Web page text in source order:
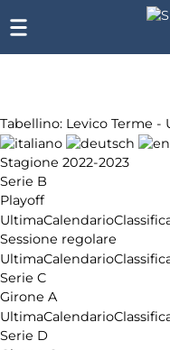
Tabellino: Levico Terme -
Stagione 2022-2023
Serie B
Playoff
UltimaCalendario
Sessione regolare
UltimaCalendario
Serie C
Girone A
UltimaCalendario
Serie D
Chi
siamo
Affiliazione